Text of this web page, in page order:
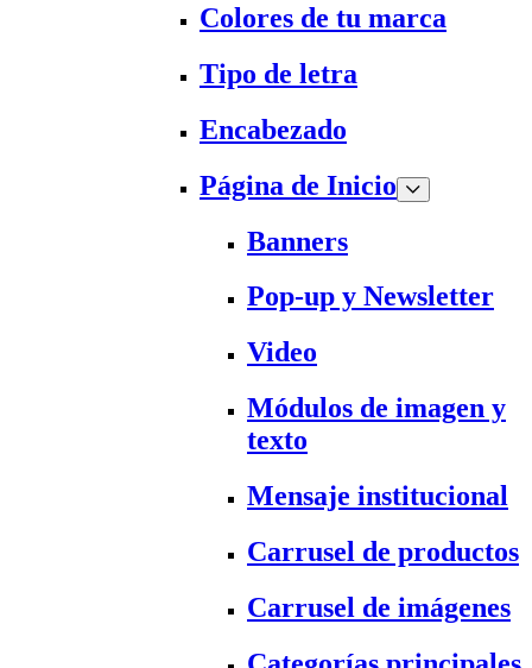
Colores de tu marca
Tipo de letra
Encabezado
Página de Inicio
Banners
Pop-up y Newsletter
Video
Módulos de imagen y
texto
Mensaje institucional
Carrusel de productos
Carrusel de imágenes